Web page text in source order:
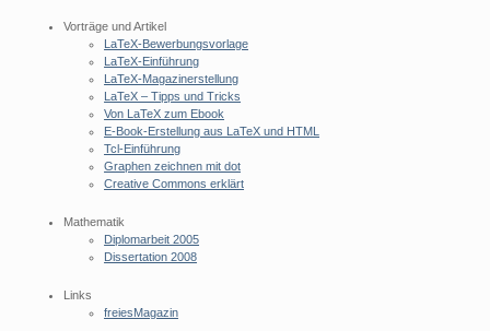
Vorträge und Artikel
LaTeX-Bewerbungsvorlage
LaTeX-Einführung
LaTeX-Magazinerstellung
LaTeX – Tipps und Tricks
Von LaTeX zum Ebook
E-Book-Erstellung aus LaTeX und HTML
Tcl-Einführung
Graphen zeichnen mit dot
Creative Commons erklärt
Mathematik
Diplomarbeit 2005
Dissertation 2008
Links
freiesMagazin